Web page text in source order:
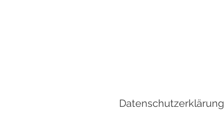
Datenschutzerklärung